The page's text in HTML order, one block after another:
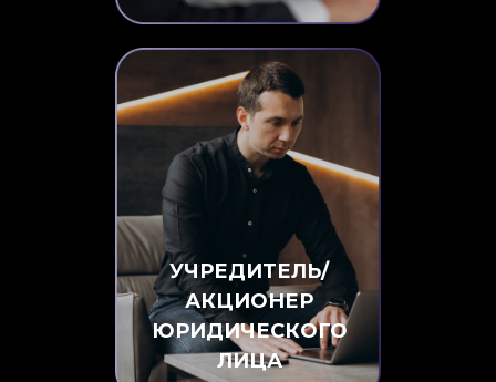
УЧРЕДИТЕЛЬ/
АКЦИОНЕР
ЮРИДИЧЕСКОГО
ЛИЦА